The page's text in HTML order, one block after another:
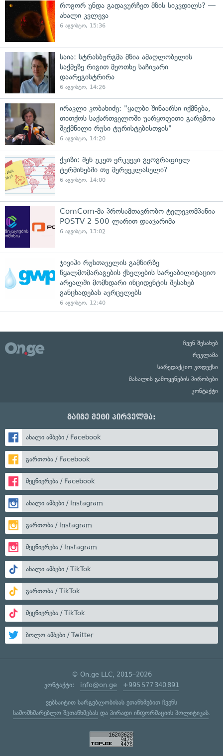
როგორ უნდა გადავურჩეთ მზის სიკვდილს? —
ახალი კვლევა
6 აგვისტო, 15:36
საია: სტრასბურგმა მზია ამაღლობელის
საქმეზე რიგით მეოთხე საჩივარი
დაარეგისტრირა
6 აგვისტო, 14:26
ირაკლი კობახიძე: "ყალბი შინაარსი იქმნება,
თითქოს საქართველოში უარყოფითი გარემოა
შექმნილი რუსი ტურისტებისთვის"
6 აგვისტო, 14:20
ქვიზი: შენ უკეთ ერკვევი გეოგრაფიულ
ტერმინებში თუ მერვეკლასელი?
6 აგვისტო, 14:00
ComCom-მა პროსამთავრობო ტელეკომპანია
POSTV 2 500 ლარით დააჯარიმა
6 აგვისტო, 13:02
ჯივიპი რუსთაველის გამზირზე
წყალმომარაგების ქსელების სარეაბილიტაციო
არეალში მომხდარი ინციდენტის შესახებ
განცხადებას ავრცელებს
6 აგვისტო, 12:40
ჩვენ შესახებ
რეკლამა
სარედაქციო კოდექსი
მასალის გამოყენების პირობები
კონტაქტი
გაიგე მეტი პირველმა:
ახალი ამბები / Facebook
გართობა / Facebook
მეცნიერება / Facebook
ახალი ამბები / Instagram
გართობა / Instagram
მეცნიერება / Instagram
ახალი ამბები / TikTok
გართობა / TikTok
მეცნიერება / TikTok
ბოლო ამბები / Twitter
© On.ge LLC, 2015–2026
კონტაქტი: info@on.ge +995 577 340 891
ვებსაიტით სარგებლობისას ეთანხმებით ჩვენს
სამომხმარებლო შეთანხმებასდა პირადი ინფორმაციის პოლიტიკას.